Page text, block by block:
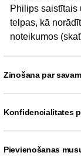
Philips saistītais
telpas, kā
noteikumos
Zinošana par
Konfidencialitates
Pievienošanas